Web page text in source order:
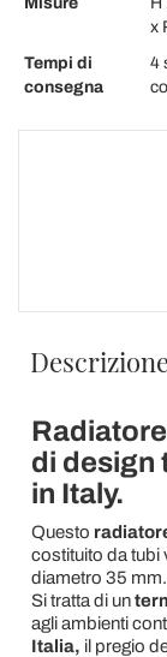
x
Tempi di
consegna
4
Descrizione
di design
in Italy.
Questo
costituito da tubi
diametro 35 mm.
Si tratta di un
agli ambienti
Italia, il pregio